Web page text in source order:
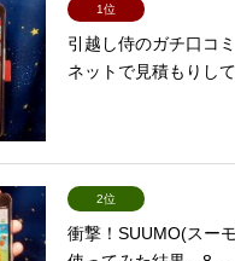
1位
引越し侍のガチ口コ
ネットで見積もりして
2位
衝撃！SUUMO(スー